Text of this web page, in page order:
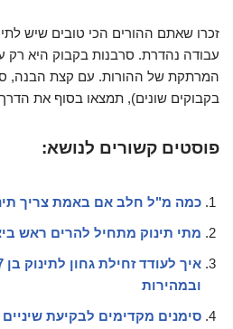
זכרו שאתם ההורים הכי טובים שיש
עבודה נהדרת. סרבנות בקבוק היא רק
המרתקת של ההורות. עם קצת הבנה,
בקבוקים שונים), תמצאו בסוף את
פוסטים קשורים לנושא:
כמה מ"ל חלב אם באמת צריך
מתי תינוק מתחיל להרים ראש
ובמהירות
סימנים מקדימים לבקיעת